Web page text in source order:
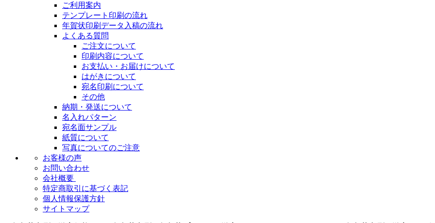
ご利用案内
テンプレート印刷の流れ
年賀状印刷データ入稿の流れ
よくある質問
ご注文について
印刷内容について
お支払い・お届けについて
はがきについて
宛名印刷について
その他
納期・発送について
名入れパターン
宛名面サンプル
紙質について
写真についてのご注意
お客様の声
お問い合わせ
会社概要
特定商取引に基づく表記
個人情報保護方針
サイトマップ